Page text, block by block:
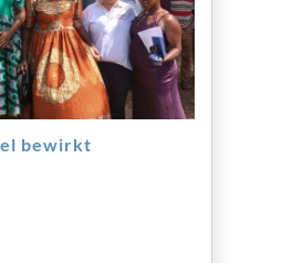
bewirkt